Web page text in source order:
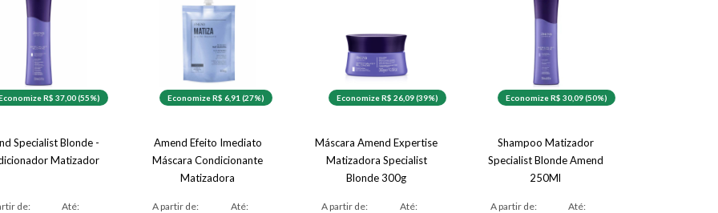
R$ 37,00 (55%)
Specialist Blonde -
Matizador
de:
Até:
Economize R$ 6,91 (27%)
Amend Efeito Imediato
Máscara Condicionante
Matizadora
A partir de:
Até:
Economize R$ 26,09 (39%)
Máscara Amend Expertise
Matizadora Specialist
Blonde 300g
A partir de:
Até:
Economize R$ 30,09 (50%)
Shampoo Matizador
Specialist Blonde Amend
250Ml
A partir de:
Até: